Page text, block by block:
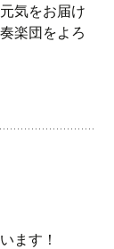
気をお届け
楽団をよろ
ます！